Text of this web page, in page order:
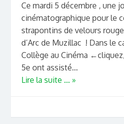
Ce mardi 5 décembre , une
cinématographique pour le
strapontins de velours
d’Arc de Muzillac ! Dans le
Collège au Cinéma
5e ont assisté...
Lire la suite ... »